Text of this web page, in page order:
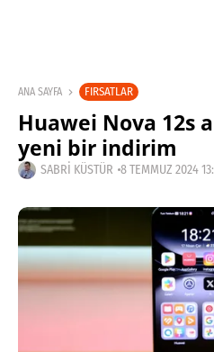
ANA SAYFA FIRSATLAR
Huawei Nova 12s
yeni bir indirim
SABRI KÜSTÜR 8 TEMMUZ 2024